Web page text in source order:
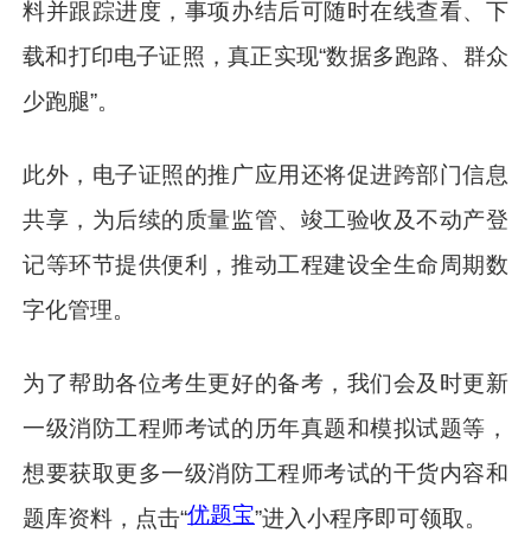
料并跟踪进度，事项办结后可随时在线查看、下
载和打印电子证照，真正实现“数据多跑路、群众
少跑腿”。
此外，电子证照的推广应用还将促进跨部门信息
共享，为后续的质量监管、竣工验收及不动产登
记等环节提供便利，推动工程建设全生命周期数
字化管理。
为了帮助各位考生更好的备考，我们会及时更新
一级消防工程师考试的历年真题和模拟试题等，
想要获取更多一级消防工程师考试的干货内容和
题库资料，点击“优题宝”进入小程序即可领取。